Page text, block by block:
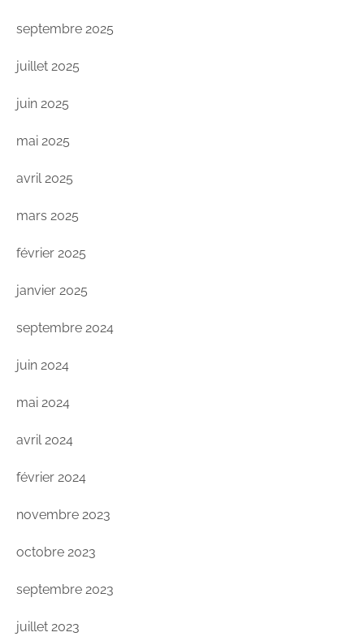
septembre 2025
juillet 2025
juin 2025
mai 2025
avril 2025
mars 2025
février 2025
janvier 2025
septembre 2024
juin 2024
mai 2024
avril 2024
février 2024
novembre 2023
octobre 2023
septembre 2023
juillet 2023